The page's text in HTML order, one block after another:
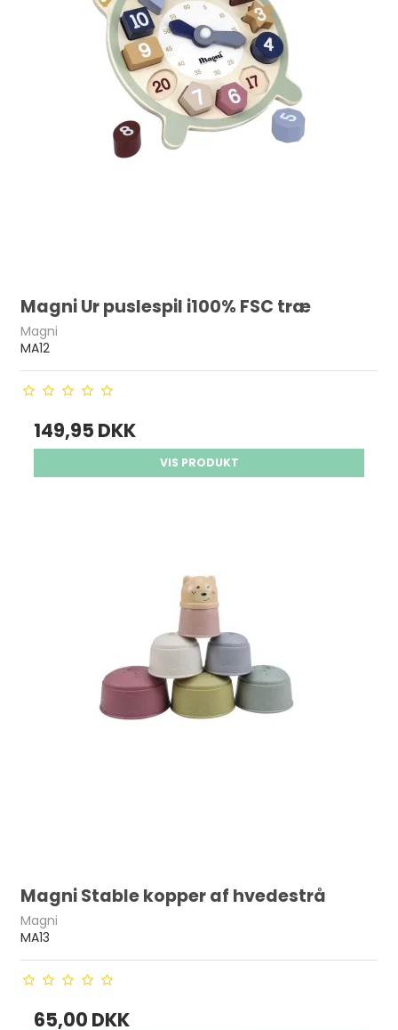
Magni Ur puslespil i100% FSC træ
Magni
MA12
149,95 DKK
VIS PRODUKT
Magni Stable kopper af hvedestrå
Magni
MA13
65,00 DKK